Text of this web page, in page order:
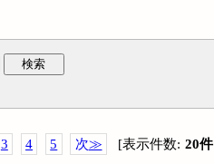
検索
3 4 5 次≫ [表示件数: 20件